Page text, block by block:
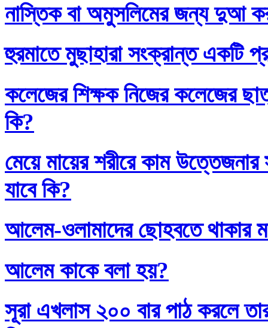
নাস্তিক বা অমুসলিমের জন্য দুআ
হুরমাতে মুছাহারা সংক্রান্ত একটি
কলেজের শিক্ষক নিজের কলেজের
কি?
মেয়ে মায়ের শরীরে কাম উত্তেজনার
যাবে কি?
আলেম-ওলামাদের ছোহবতে থাকার
আলেম কাকে বলা হয়?
সূরা এখলাস ২০০ বার পাঠ করলে